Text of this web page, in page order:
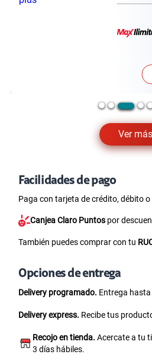
Ver más
Facilidades de pago
Paga con tarjeta de crédito, débito
Canjea Claro Puntos por
También puedes comprar con tu
Opciones de entrega
Delivery programado. Entrega
Delivery express. Recibe tus
Recojo en tienda. Acercate a tu
3 días hábiles.